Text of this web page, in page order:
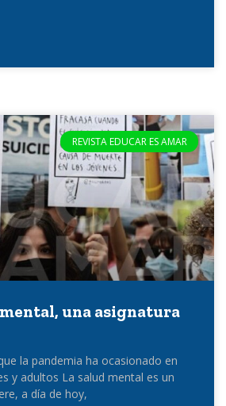
REVISTA EDUCAR ES AMAR
una asignatura
la pandemia ha ocasionado en
y adultos La salud mental es un
a día de hoy,